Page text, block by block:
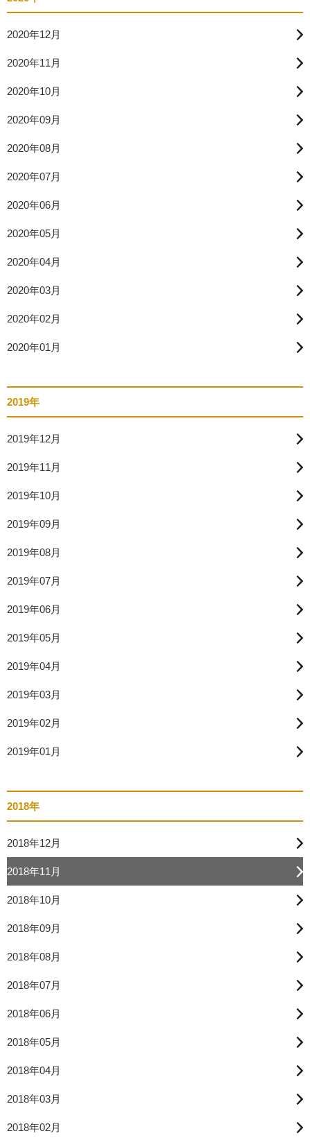
2020年12月
2020年11月
2020年10月
2020年09月
2020年08月
2020年07月
2020年06月
2020年05月
2020年04月
2020年03月
2020年02月
2020年01月
2019年
2019年12月
2019年11月
2019年10月
2019年09月
2019年08月
2019年07月
2019年06月
2019年05月
2019年04月
2019年03月
2019年02月
2019年01月
2018年
2018年12月
2018年11月
2018年10月
2018年09月
2018年08月
2018年07月
2018年06月
2018年05月
2018年04月
2018年03月
2018年02月